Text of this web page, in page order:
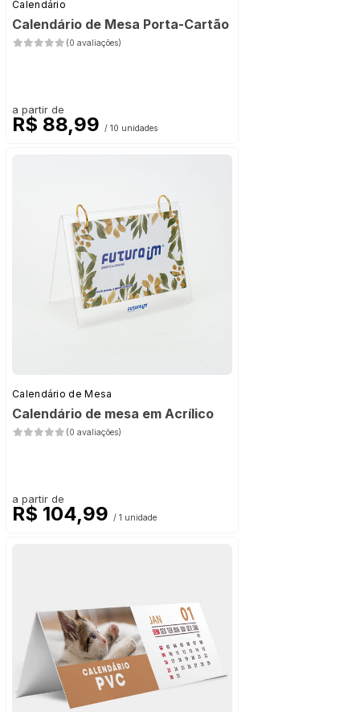
Calendário
Calendário de Mesa Porta-Cartão
(0 avaliações)
a partir de
R$ 88,99 / 10 unidades
Calendário de Mesa
Calendário de mesa em Acrílico
(0 avaliações)
a partir de
R$ 104,99 / 1 unidade